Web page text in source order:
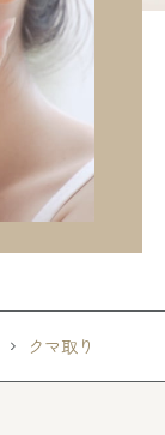
クマ取り